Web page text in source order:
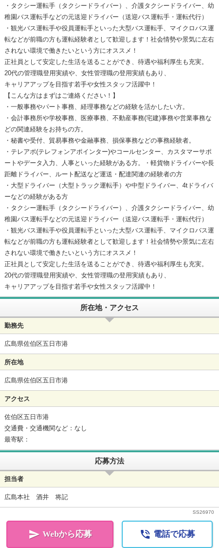
・タクシー運転手（タクシードライバー）、介護タクシードライバー、幼
稚園バス運転手などの元送迎ドライバー（送迎バス運転手・運転代行）
・観光バス運転手や役員運転手といった大型バス運転手、マイクロバス運
転などが前職の方も運転経験者として歓迎します！社会情勢や景気に左右
されない環境で働きたいという方にオススメ！
正社員として安定した生活を送ることができ、待遇や福利厚生も充実。
20代の管理職登用実績や、女性管理職の登用実績もあり、
キャリアアップを目指す若手や女性スタッフ活躍中！
【こんな方はまずはご連絡ください！】
・一般事務やパート事務、経理事務などの経験を活かしたい方。
・会計事務所や学校事務、医療事務、不動産事務(宅建)事務や営業事務な
どの関連経験をお持ちの方。
・秘書や受付、貿易事務や金融事務、損保事務などの事務経験者。
・テレアポ(テレフォンアポインター)やコールセンター、カスタマーサポ
ートやデータ入力、人事といった経験がある方。・軽貨物ドライバーや長
距離ドライバー、ルート配送など運送・配達関連の経験者の方
・大型ドライバー（大型トラック運転手）や中型ドライバー、4tドライバ
ーなどの経験がある方
・タクシー運転手（タクシードライバー）、介護タクシードライバー、幼
稚園バス運転手などの元送迎ドライバー（送迎バス運転手・運転代行）
・観光バス運転手や役員運転手といった大型バス運転手、マイクロバス運
転などが前職の方も運転経験者として歓迎します！社会情勢や景気に左右
されない環境で働きたいという方にオススメ！
正社員として安定した生活を送ることができ、待遇や福利厚生も充実。
20代の管理職登用実績や、女性管理職の登用実績もあり、
キャリアアップを目指す若手や女性スタッフ活躍中！
所在地・アクセス
勤務先
広島県佐伯区五日市港
所在地
広島県佐伯区五日市港
アクセス
佐伯区五日市港
交通費・交通機関など：なし
最寄駅：
応募方法
担当者
広島本社 酒井 将記
SS26970
 Webから応募  電話で応募